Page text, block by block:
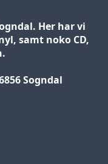
Her har vi
samt noko CD,
Sogndal